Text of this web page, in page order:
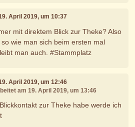
April 2019, um 10:37
mit direktem Blick zur Theke? Also
wie man sich beim ersten mal
man auch. #Stammplatz
April 2019, um 12:46
am 19. April 2019, um 13:46
zur Theke habe werde ich